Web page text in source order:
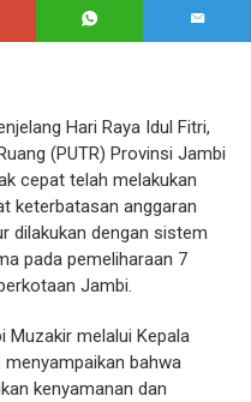
Hari Raya Idul Fitri,
(PUTR) Provinsi Jambi
cepat telah melakukan
keterbatasan anggaran
dilakukan dengan sistem
pada pemeliharaan 7
Jambi.
Muzakir melalui Kepala
menyampaikan bahwa
kenyamanan dan